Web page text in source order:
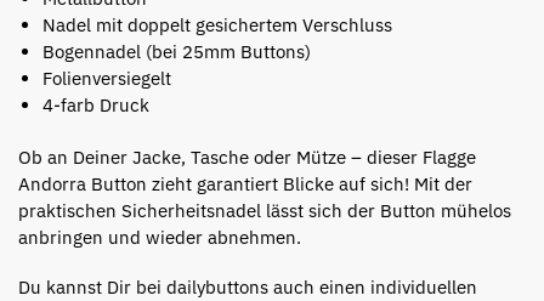
Nadel mit doppelt gesichertem Verschluss
Bogennadel (bei 25mm Buttons)
Folienversiegelt
4-farb Druck
Ob an Deiner Jacke, Tasche oder Mütze – dieser Flagge
Andorra Button zieht garantiert Blicke auf sich! Mit der
praktischen Sicherheitsnadel lässt sich der Button mühelos
anbringen und wieder abnehmen.
Du kannst Dir bei dailybuttons auch einen individuellen